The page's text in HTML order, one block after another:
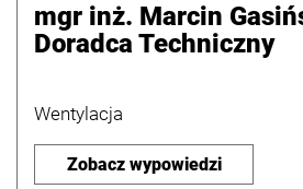
mgr inż. Marcin
Doradca Techniczny
Wentylacja
Zobacz wypowiedzi